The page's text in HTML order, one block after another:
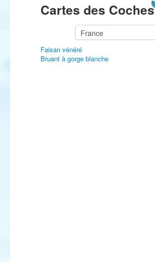
Cartes des Coches
Faisan vénéré
Bruant à gorge blanche